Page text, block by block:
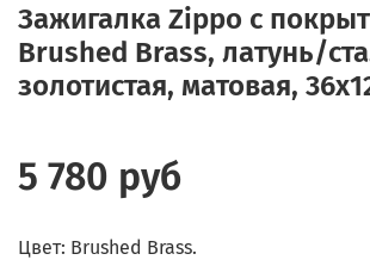
Зажигалка Zippo с
Brushed Brass, латунь/
золотистая, матовая,
5 780 руб
Цвет: Brushed Brass.